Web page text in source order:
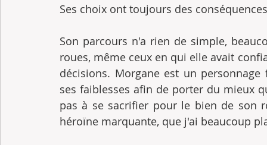
Ses choix ont toujours des
Son parcours n'a rien de simple,
roues, même ceux en qui elle avait
décisions. Morgane est un
ses faiblesses afin de porter du mieux
pas à se sacrifier pour le bien de son
héroïne marquante, que j'ai beaucoup